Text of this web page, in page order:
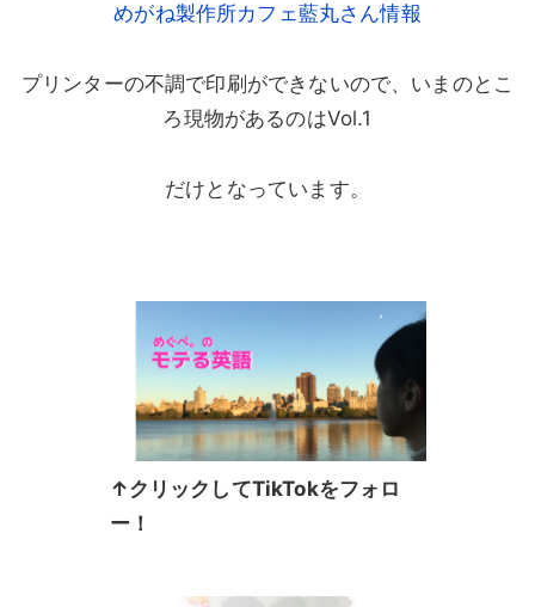
めがね製作所カフェ藍丸さん情報
プリンターの不調で印刷ができないので、いまのとこ
ろ現物があるのはVol.1
だけとなっています。
↑クリックしてTikTokをフォロ
ー！